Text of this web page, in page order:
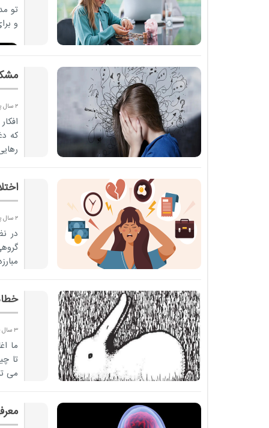
تو
و
2 سال پیش
که
2 سال پیش
در
3 سال پیش
ما
تا
می